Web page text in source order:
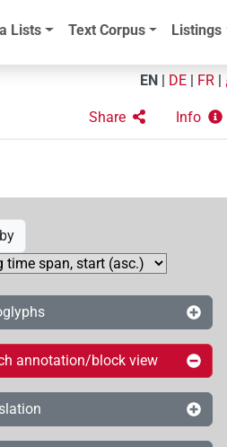
Lists Text Corpus Listings
EN DE FR
Share Info
annotation/block view